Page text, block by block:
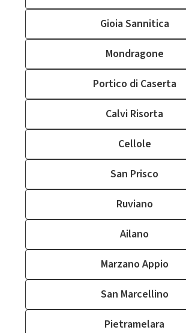
Gioia Sannitica
Mondragone
Portico di Caserta
Calvi Risorta
Cellole
San Prisco
Ruviano
Ailano
Marzano Appio
San Marcellino
Pietramelara